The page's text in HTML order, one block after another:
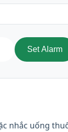
Set Alarm
nhắc uống